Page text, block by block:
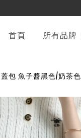
首頁 所有品牌
蓋包 魚子醬黑色/奶茶色